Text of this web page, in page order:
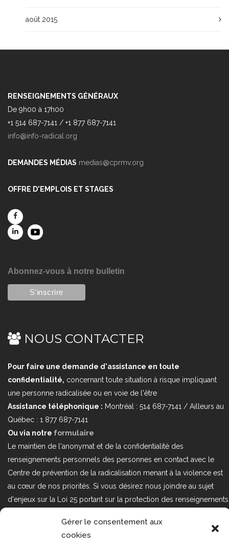
Gérer le consentement aux
cookies
août 2015
RENSEIGNEMENTS GÉNÉRAUX
De 9h00 à 17h00
+1 514 687-7141 / +1 877 687-7141
info@info-radical.org
DEMANDES MÉDIAS medias@cprmv.org
OFFRE D'EMPLOIS ET STAGES
Abonnez-vous à notre bulletin
NOUS CONTACTER
Pour faire une demande d'assistance en toute
confidentialité, concernant toute situation à risque impliquant
une personne radicalisée ou en voie de l'être
Assistance téléphonique : Montréal : 514 687-7141 / Ailleurs au
Québec : 1 877 687-7141
Ou via notre formulaire
Le maintien de l'anonymat et de la confidentialité des
renseignements personnels des personnes en contact avec le
Centre de prévention de la radicalisation menant à la violence est
au cœur de nos priorités. Si vous désirez nous joindre au sujet
d'enjeux sur la Loi 25 portant sur la protection des renseignements
nous à l'adresse courriel suivant : loi25@cprmv.org Pour en savoir
plus, consultez notrepolitique de confidentialité.